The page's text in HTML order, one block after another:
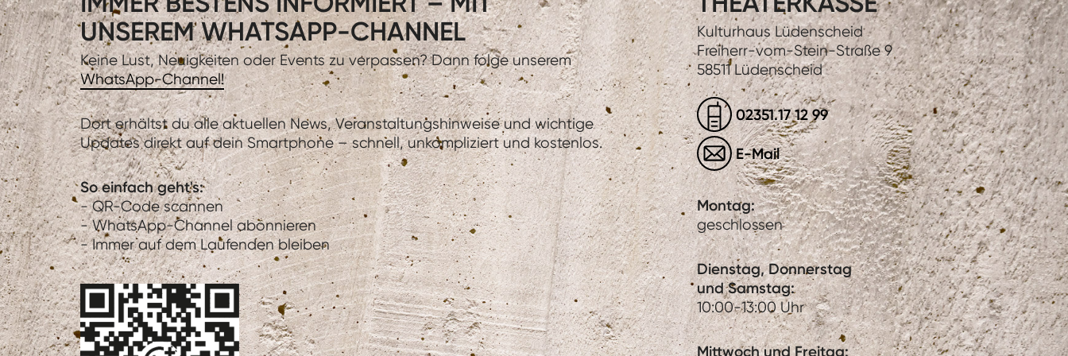
UNSEREM WHATSAPP-CHANNEL
Keine Lust, Neuigkeiten oder Events zu verpassen? Dann folge unserem
WhatsApp-Channel!
Dort erhältst du alle aktuellen News, Veranstaltungshinweise und wichtige
Updates direkt auf dein Smartphone – schnell, unkompliziert und kostenlos.
So einfach geht's:
- QR-Code scannen
- WhatsApp-Channel abonnieren
- Immer auf dem Laufenden bleiben
Kulturhaus Lüdenscheid
Freiherr-vom-Stein-Straße 9
58511 Lüdenscheid
02351.17 12 99
E-Mail
Montag:
geschlossen
Dienstag, Donnerstag
und Samstag:
10:00-13:00 Uhr
Mittwoch und Freitag: